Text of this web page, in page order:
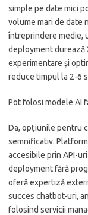
simple pe date mici
volume mari de date
întreprindere medie,
deployment durează
experimentare și
reduce timpul la 2-6
Pot folosi modele AI
Da, opțiunile pentru
semnificativ.
accesibile prin API-
deployment fără
oferă expertiză
succes chatbot-uri,
folosind servicii